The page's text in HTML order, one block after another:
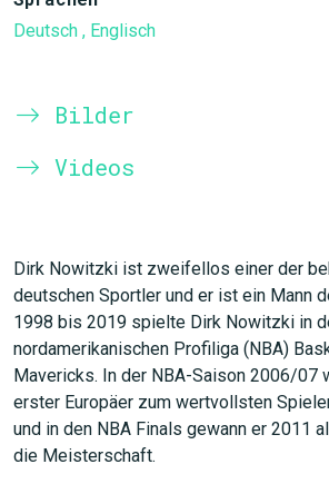
Deutsch , Englisch
Bilder
Videos
Dirk Nowitzki ist zweifellos einer der
deutschen Sportler und er ist ein Mann
1998 bis 2019 spielte Dirk Nowitzki in
nordamerikanischen Profiliga (NBA)
Mavericks. In der NBA-Saison 2006/07
erster Europäer zum wertvollsten
und in den NBA Finals gewann er 2011
die Meisterschaft.